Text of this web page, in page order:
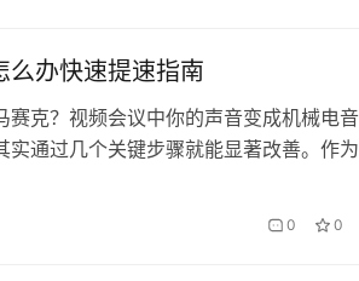
么办快速提速指南
赛克？视频会议中你的声音变成机械电
实通过几个关键步骤就能显著改善。作
的卡顿源于这些细节 先完成这套3分
0 0